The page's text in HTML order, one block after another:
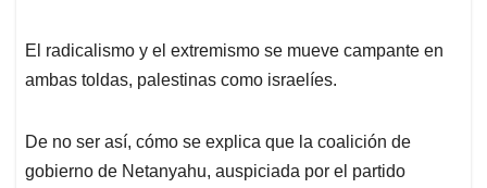
El radicalismo y el extremismo se mueve campante en
ambas toldas, palestinas como israelíes.
De no ser así, cómo se explica que la coalición de
gobierno de Netanyahu, auspiciada por el partido